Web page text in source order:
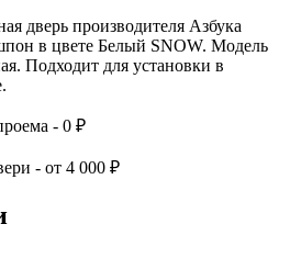
дверь производителя Азбука
в цвете Белый SNOW. Модель
Подходит для установки в
- 0 ₽
- от 4 000 ₽